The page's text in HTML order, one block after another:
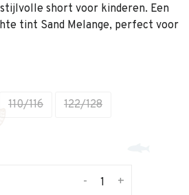
short voor kinderen. Een
tint Sand Melange, perfect voor
110/116
122/128
+
-